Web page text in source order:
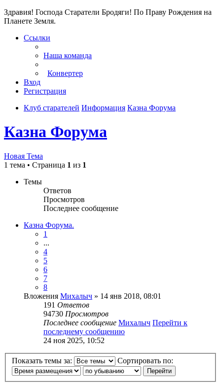
Здравия! Господа Старатели Бродяги! По Праву Рождения на
Планете Земля.
Ссылки
Наша команда
Конвертер
Вход
Регистрация
Клуб старателей Информация Казна Форума
Казна Форума
Новая Тема
1 тема • Страница 1 из 1
Темы
Ответов
Просмотров
Последнее сообщение
Казна Форума.
1
...
4
5
6
7
8
Вложения Михалыч » 14 янв 2018, 08:01
191 Ответов
94730 Просмотров
Последнее сообщение Михалыч Перейти к
последнему сообщению
24 ноя 2025, 10:52
Показать темы за: Сортировать по: